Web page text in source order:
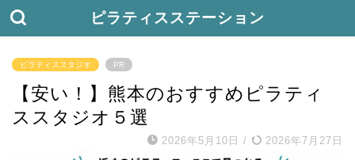
ピラティスステーション
ピラティススタジオ PR
【安い！】熊本のおすすめピラティ
ススタジオ５選
2026年5月10日 / 2026年7月27日